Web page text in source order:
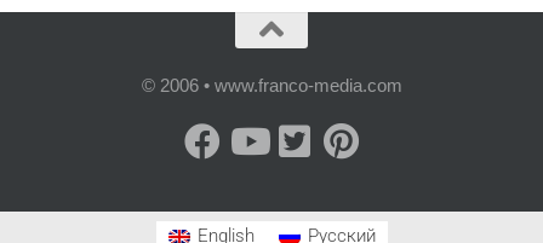
© 2006 • www.franco-media.com
English Русский